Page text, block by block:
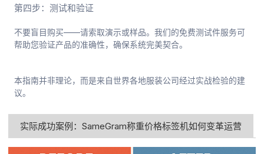
第四步：测试和验证
不要盲目购买——请索取演示或样品。我们的免费测试件服务可
帮助您验证产品的准确性，确保系统完美契合。
本指南并非理论，而是来自世界各地服装公司经过实战检验的建
议。
实际成功案例：SameGram称重价格标签机如何变革运营